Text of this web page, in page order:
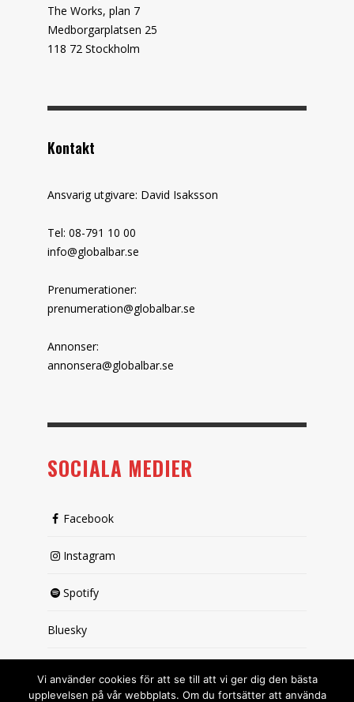
The Works, plan 7
Medborgarplatsen 25
118 72 Stockholm
Kontakt
Ansvarig utgivare: David Isaksson
Tel: 08-791 10 00
info@globalbar.se
Prenumerationer:
prenumeration@globalbar.se
Annonser:
annonsera@globalbar.se
SOCIALA MEDIER
Facebook
Instagram
Spotify
Bluesky
Vi använder cookies för att se till att vi ger dig den bästa
upplevelsen på vår webbplats. Om du fortsätter att använda